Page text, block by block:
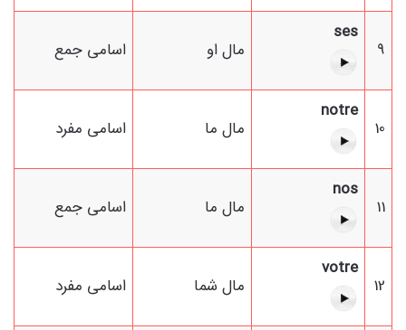
9
ses
مال او اسامی جمع
10
notre
مال ما اسامی مفرد
11
nos
مال ما اسامی جمع
12
votre
مال شما اسامی مفرد